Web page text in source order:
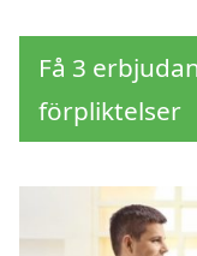
Få 3
förpliktelser